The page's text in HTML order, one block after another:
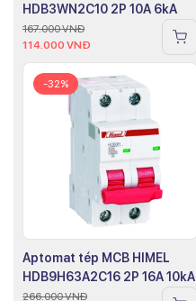
HDB3WN2C10 2P 10A 6kA
167.000VNĐ
114.000 VNĐ
-32%
Aptomat tép MCB HIMEL
HDB9H63A2C16 2P 16A 10kA
266.000VNĐ